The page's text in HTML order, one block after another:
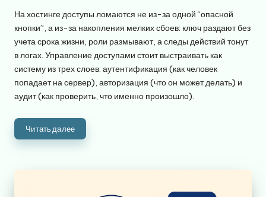
от
На хостинге доступы ломаются не из-за одной “опасной
кнопки”, а из-за накопления мелких сбоев: ключ раздают без
учета срока жизни, роли размывают, а следы действий тонут
в логах. Управление доступами стоит выстраивать как
систему из трех слоев: аутентификация (как человек
попадает на сервер), авторизация (что он может делать) и
аудит (как проверить, что именно произошло).
Читать далее